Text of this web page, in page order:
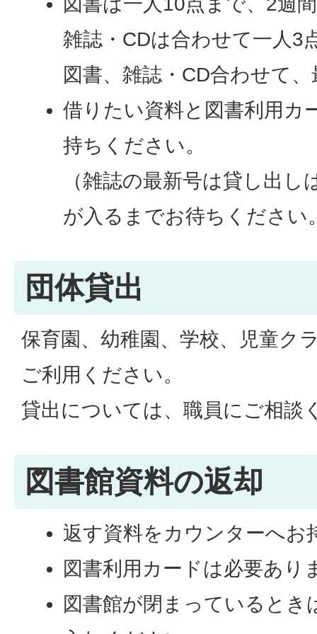
雑誌・CDは合わせて一人3
図書、雑誌・CD合わせて
借りたい資料と図書利用カ
持ちください。
（雑誌の最新号は貸し出
が入るまでお待ちください
団体貸出
保育園、幼稚園、学校、児童ク
ご利用ください。
貸出については、職員にご相談
図書館資料の返却
返す資料をカウンターへお
図書利用カードは必要あり
図書館が閉まっていると